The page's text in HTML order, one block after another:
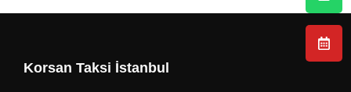
Korsan Taksi İstanbul